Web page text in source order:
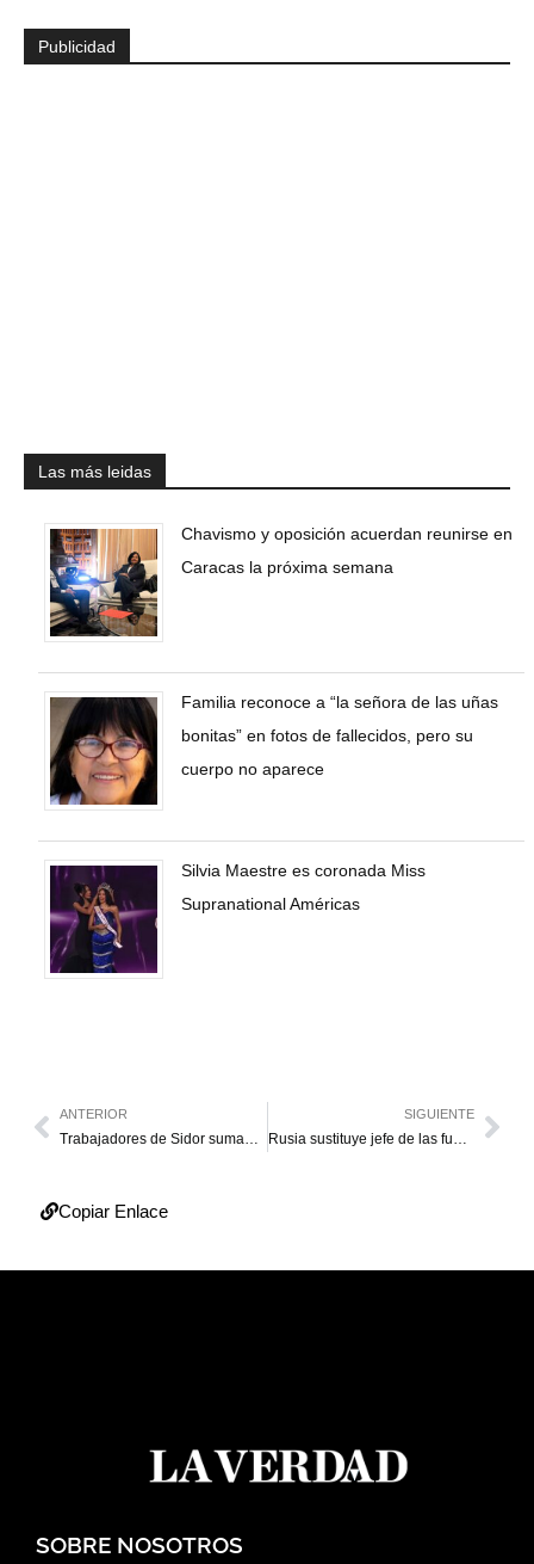
Publicidad
Las más leidas
Chavismo y oposición acuerdan reunirse en
Caracas la próxima semana
Familia reconoce a “la señora de las uñas
bonitas” en fotos de fallecidos, pero su
cuerpo no aparece
Silvia Maestre es coronada Miss
Supranational Américas
ANTERIOR
Trabajadores de Sidor suman tercer día de protesta por “salarios dignos”
SIGUIENTE
Rusia sustituye jefe de las fuerzas militares que combaten en Ucrania
Copiar Enlace
SOBRE NOSOTROS